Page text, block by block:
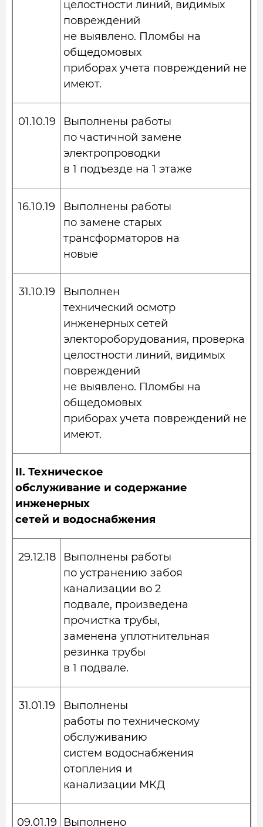
целостности линий, видимых
повреждений
не выявлено. Пломбы на
общедомовых
приборах учета повреждений не
имеют.
01.10.19
Выполнены работы
по частичной замене
электропроводки
в 1 подъезде на 1 этаже
16.10.19
Выполнены работы
по замене старых
трансформаторов на
новые
31.10.19
Выполнен
технический осмотр
инженерных сетей
электороборудования, проверка
целостности линий, видимых
повреждений
не выявлено. Пломбы на
общедомовых
приборах учета повреждений не
имеют.
II. Техническое
обслуживание и содержание
инженерных
сетей и водоснабжения
29.12.18
Выполнены работы
по устранению забоя
канализации во 2
подвале, произведена
прочистка трубы,
заменена уплотнительная
резинка трубы
в 1 подвале.
31.01.19
Выполнены
работы по техническому
обслуживанию
систем водоснабжения
отопления и
канализации МКД
09.01.19
Выполнено